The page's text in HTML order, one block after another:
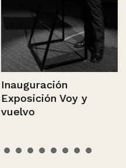
Inauguración
Exposición Voy y
vuelvo